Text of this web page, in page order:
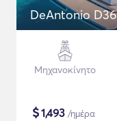
DeAntonio D36
Μηχανοκίνητο
$1,493 /ημέρα